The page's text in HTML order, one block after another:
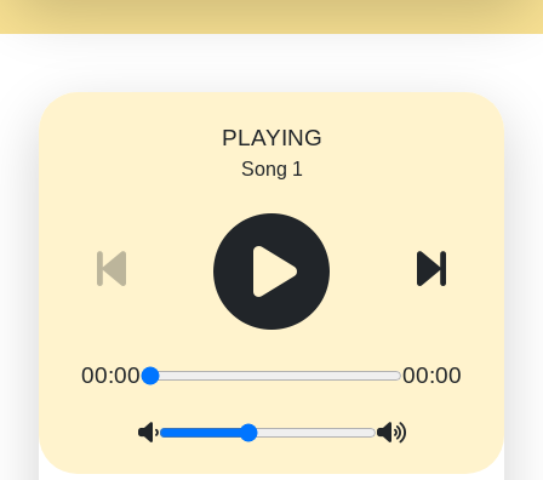
PLAYING
Song 1
00:00 00:00